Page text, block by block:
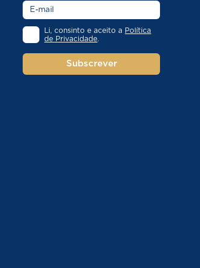
Li, consinto e aceito a Política
de Privacidade.
Subscrever